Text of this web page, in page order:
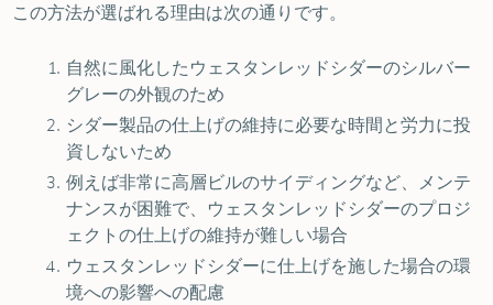
この方法が選ばれる理由は次の通りです。
自然に風化したウェスタンレッドシダーのシルバー
グレーの外観のため
シダー製品の仕上げの維持に必要な時間と労力に投
資しないため
例えば非常に高層ビルのサイディングなど、メンテ
ナンスが困難で、ウェスタンレッドシダーのプロジ
ェクトの仕上げの維持が難しい場合
ウェスタンレッドシダーに仕上げを施した場合の環
境への影響への配慮